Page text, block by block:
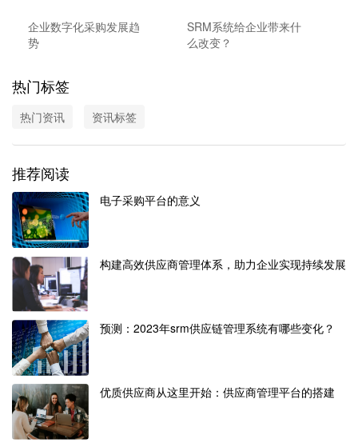
企业数字化采购发展趋
势
SRM系统给企业带来什
么改变？
热门标签
热门资讯 资讯标签
推荐阅读
电子采购平台的意义
构建高效供应商管理体系，助力企业实现持续发展
预测：2023年srm供应链管理系统有哪些变化？
优质供应商从这里开始：供应商管理平台的搭建